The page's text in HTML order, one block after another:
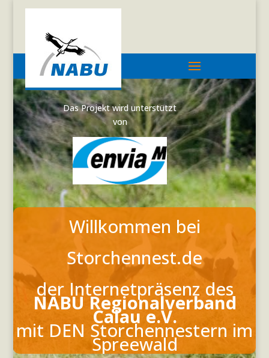
Das Projekt wird unterstützt
von
Willkommen bei
Storchennest.de
der Internetpräsenz des
NABU Regionalverband
Calau e.V.
mit DEN Storchennestern im
Spreewald